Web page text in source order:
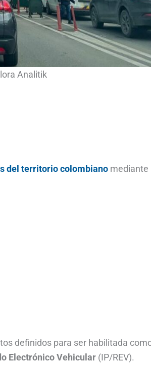
Analitik
del territorio colombiano mediante
definidos para ser habilitada
Electrónico Vehicular (IP/REV).